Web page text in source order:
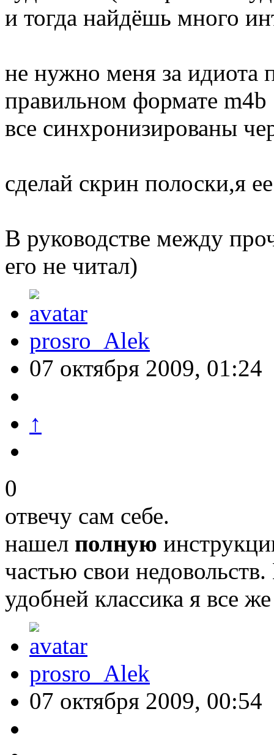
и тогда найдёшь много
не нужно меня за идиота
правильном формате m4b
все синхронизированы
сделай скрин полоски,я
В руководстве между
его не читал)
prosro_Alek
07 октября 2009, 01:24
↑
0
отвечу сам себе.
нашел полную
частью свои
удобней классика я все
prosro_Alek
07 октября 2009, 00:54